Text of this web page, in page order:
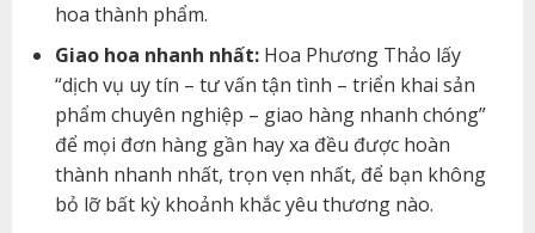
hoa thành phẩm.
Giao hoa nhanh nhất:Hoa Phương Thảo lấy
“dịch vụ uy tín – tư vấn tận tình – triển khai sản
phẩm chuyên nghiệp – giao hàng nhanh chóng”
để mọi đơn hàng gần hay xa đều được hoàn
thành nhanh nhất, trọn vẹn nhất, để bạn không
bỏ lỡ bất kỳ khoảnh khắc yêu thương nào.